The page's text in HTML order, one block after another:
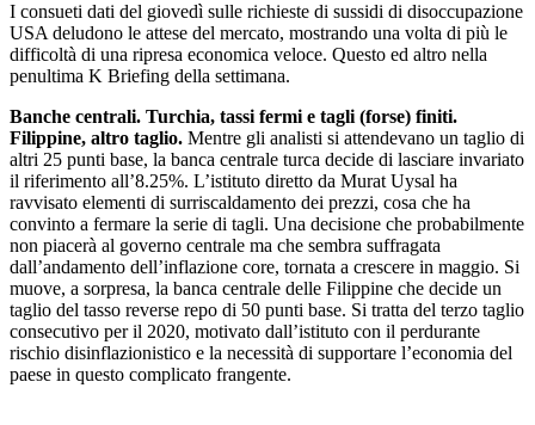
I consueti dati del giovedì sulle richieste di sussidi di disoccupazione
USA deludono le attese del mercato, mostrando una volta di più le
difficoltà di una ripresa economica veloce. Questo ed altro nella
penultima K Briefing della settimana.
Banche centrali. Turchia, tassi fermi e tagli (forse) finiti.
Filippine, altro taglio. Mentre gli analisti si attendevano un taglio di
altri 25 punti base, la banca centrale turca decide di lasciare invariato
il riferimento all’8.25%. L’istituto diretto da Murat Uysal ha
ravvisato elementi di surriscaldamento dei prezzi, cosa che ha
convinto a fermare la serie di tagli. Una decisione che probabilmente
non piacerà al governo centrale ma che sembra suffragata
dall’andamento dell’inflazione core, tornata a crescere in maggio. Si
muove, a sorpresa, la banca centrale delle Filippine che decide un
taglio del tasso reverse repo di 50 punti base. Si tratta del terzo taglio
consecutivo per il 2020, motivato dall’istituto con il perdurante
rischio disinflazionistico e la necessità di supportare l’economia del
paese in questo complicato frangente.